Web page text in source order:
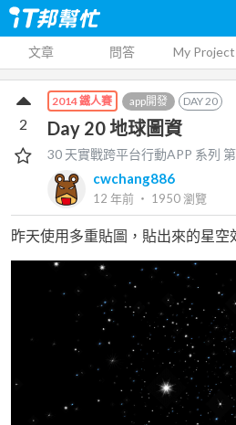
文章 問答 My Project
2014 鐵人賽 app開發 DAY20
Day 20 地球圖資
30 天實戰跨平台行動APP 系列 第
cwchang886
12 年前 ‧ 1950瀏覽
2
昨天使用多重貼圖，貼出來的星空